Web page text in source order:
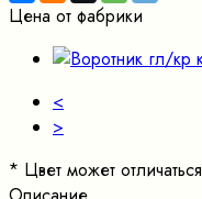
Цена от фабрики
<
>
* Цвет может